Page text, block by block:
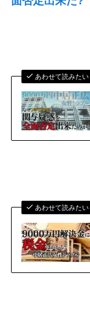
あわせて読みたい
あわせて読みたい